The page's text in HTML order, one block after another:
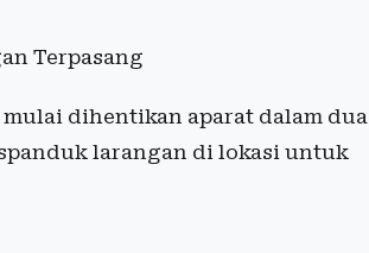
Terpasang
dihentikan aparat dalam dua
larangan di lokasi untuk